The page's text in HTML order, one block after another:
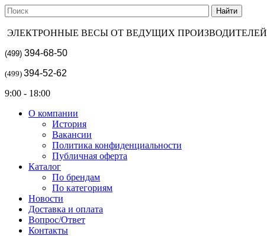
ЭЛЕКТРОННЫЕ ВЕСЫ ОТ ВЕДУЩИХ ПРОИЗВОДИТЕЛЕЙ
(499) 394-68-50
(499) 394-52-62
9:00 - 18:00
О компании
История
Вакансии
Политика конфиденциальности
Публичная оферта
Каталог
По брендам
По категориям
Новости
Доставка и оплата
Вопрос/Ответ
Контакты